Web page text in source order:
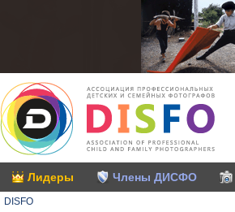
Лидеры Члены ДИСФО
DISFO